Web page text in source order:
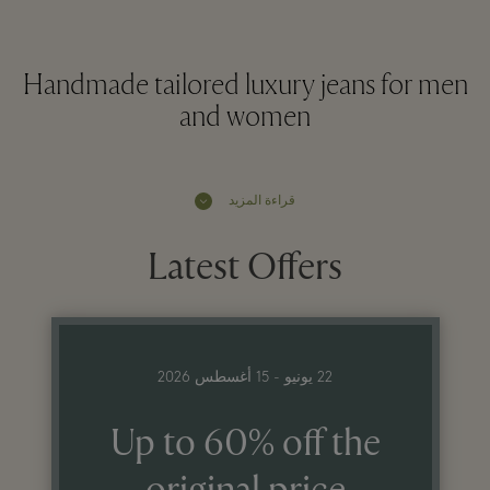
Handmade tailored luxury jeans for men
and women
قراءة المزيد
Latest Offers
22 يونيو - 15 أغسطس 2026
Up to 60% off the